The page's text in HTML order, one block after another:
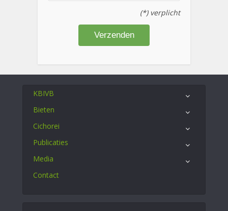
(*) verplicht
KBIVB
Bieten
Cichorei
Publicaties
Media
Contact